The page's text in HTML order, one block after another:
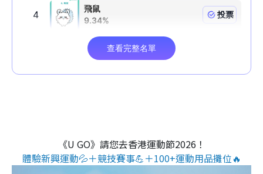
《U GO》請您去香港運動節2026！
體驗新興運動💦＋競技賽事💪＋100+運動用品攤位🔥